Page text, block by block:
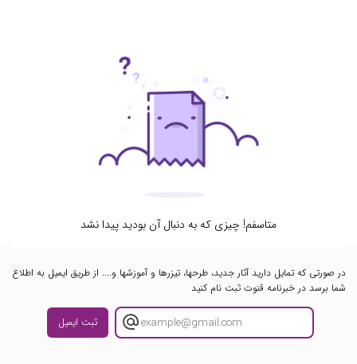
متاسفم! چیزی که به دنبال آن بودید پیدا نشد
در صورتی که تمایل دارید آثار جدید، طرحها، تیزرها و آموزشها و.... از طریق ایمیل به اطلاع
شما برسد در خبرنامه قنوت ثبت نام کنید
ثبت ایمیل